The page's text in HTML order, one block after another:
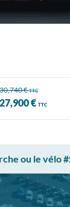
30,740 €TTC
27,900 € TTC
ou le vélo